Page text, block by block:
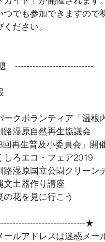
つでも参加できますので
ださい。
　---------------------------
ークボランティア「温根
路湿原自然再生協議会
「第33回再生普及小委員会」
しろエコ・フェア2019
路湿原国立公園クリーン
文土器作り講座
の花を見に行こう
★
ールアドレスは迷惑メー